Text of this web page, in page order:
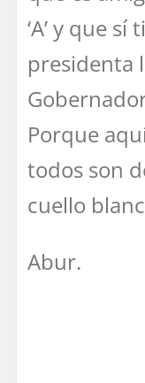
‘A’ y que
presidenta
Porque
todos son
cuello
Abur.